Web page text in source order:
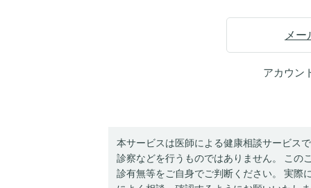
メー
アカウン
本サービスは医師による健康相談サービス
診察などを行うものではありません。 この
診有無等をご自身でご判断ください。 実際